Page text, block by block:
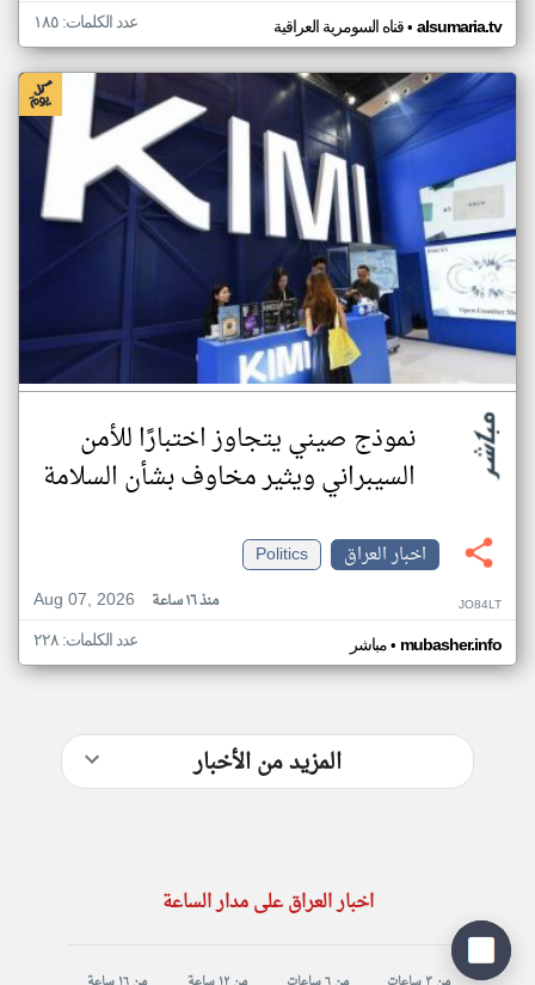
قناه السومرية العراقية• alsumaria.tv عدد الكلمات: ١٨٥
نموذج صيني يتجاوز اختبارًا للأمن
السيبراني ويثير مخاوف بشأن السلامة
اخبار العراق
Politics
Aug 07, 2026
منذ ١٦ ساعة JO84LT
مباشر• mubasher.info عدد الكلمات: ٢٢٨
المزيد من الأخبار
اخبار العراق على مدار الساعة